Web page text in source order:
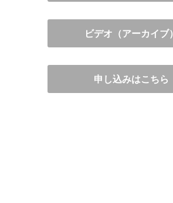
ビデオ（アーカイブ）
申し込みはこちら